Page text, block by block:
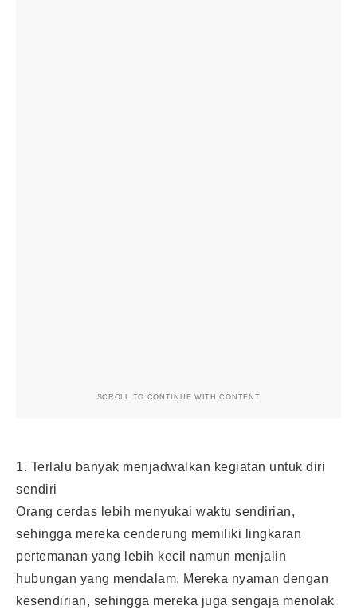
SCROLL TO CONTINUE WITH CONTENT
1. Terlalu banyak menjadwalkan kegiatan untuk diri
sendiri
Orang cerdas lebih menyukai waktu sendirian,
sehingga mereka cenderung memiliki lingkaran
pertemanan yang lebih kecil namun menjalin
hubungan yang mendalam. Mereka nyaman dengan
kesendirian, sehingga mereka juga sengaja menolak